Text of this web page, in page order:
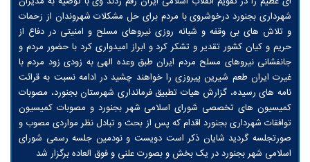
شهرداری بجنورد درخوشروی با مردم برای حل مشکلات شهروندان از زحمات
و تلاش های بی وقفه و شبانه روزی نیروهای مسلح و امنیتی در دفاع از
حریم و کیان کشور تقدیر و تشکر کرد و ابراز امیدواری کرد با حضور مردم و
جانفشانی نیروهای مسلح مردم ایران طبق وعده الهی به زودی زود مردم با
غیرت ایران طعم شیرین پیروزی را خواهند چشید در ادامه نسبت به قرائت
نامه های رسیده، گزارش هیات تطبیق فرمانداری شهرستان بجنورد، مصوبات
کمیسیون های تخصصی شورای اسلامی شهر بجنورد و مصوبات کمیسیون
توافقات شهرداری بجنورد اقدام که پس از بحث و تبادل نظر مواردی مصوب و
صورتجلسه گردید شایان ذکر است دویست و نودمین جلسه رسمی شورای
اسلامی شهر بجنورد در یک بخش و بصورت علنی و فوق العاده برگزار شد